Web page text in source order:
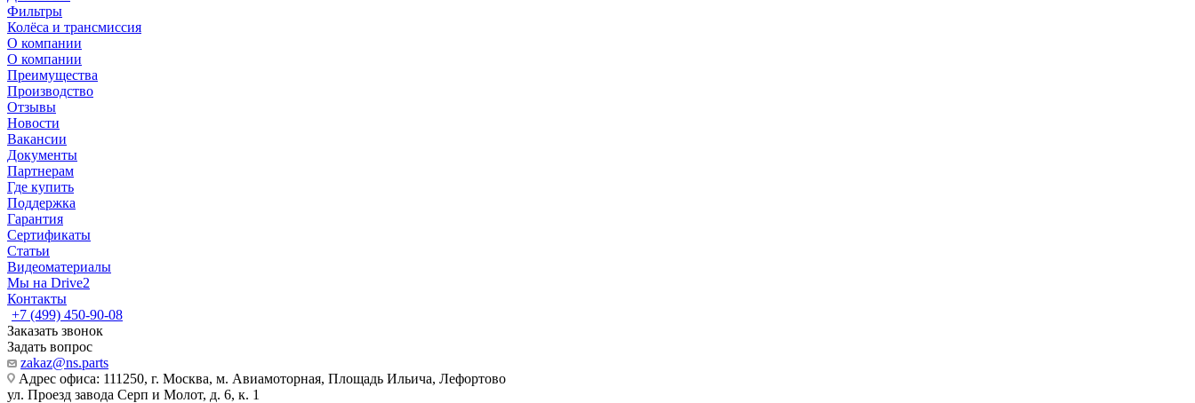
Фильтры
Колёса и трансмиссия
О компании
О компании
Преимущества
Производство
Отзывы
Новости
Вакансии
Документы
Партнерам
Где купить
Поддержка
Гарантия
Сертификаты
Статьи
Видеоматериалы
Мы на Drive2
Контакты
+7 (499) 450-90-08
Заказать звонок
Задать вопрос
zakaz@ns.parts
Адрес офиса: 111250, г. Москва, м. Авиамоторная, Площадь Ильича, Лефортово
ул. Проезд завода Серп и Молот, д. 6, к. 1